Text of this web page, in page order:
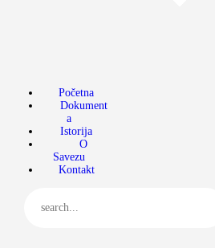
Početna
Dokument
a
Istorija
O
Savezu
Kontakt
O Savezu
Kontakt